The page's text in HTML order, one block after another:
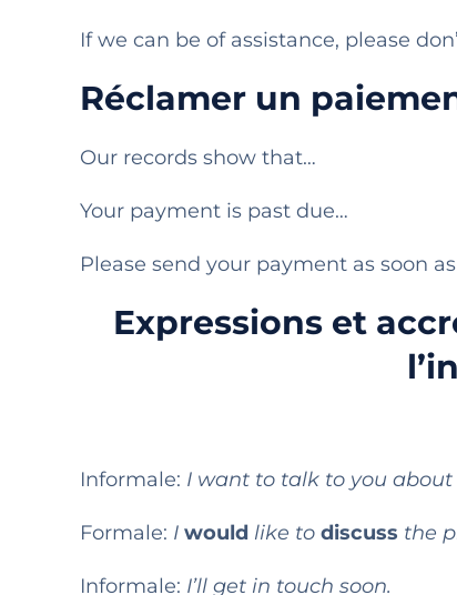
If we can be of assistance, please
Réclamer un
Our records show that…
Your payment is past due…
Please send your payment as soon
Expressions et
Informale: I want to talk to you about
Formale: I would like to discuss the
Informale: I’ll get in touch soon.